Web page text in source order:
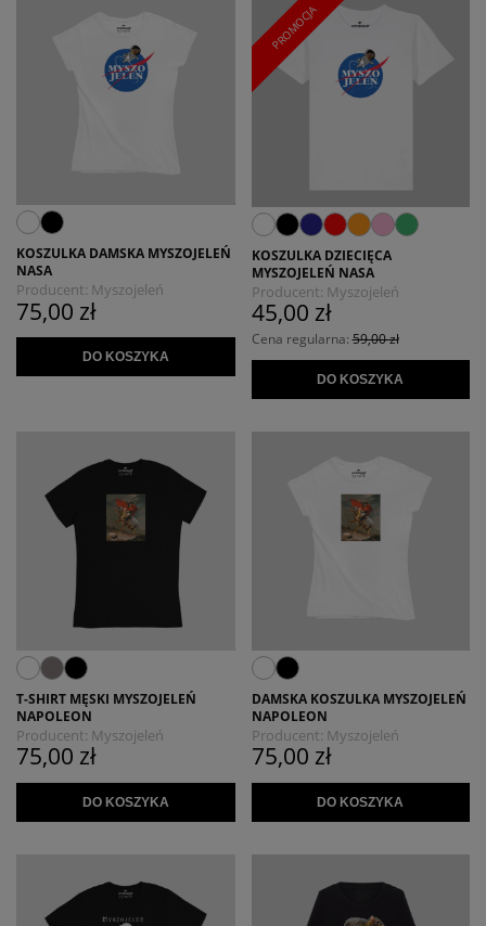
KOSZULKA DAMSKA MYSZOJELEŃ
NASA
Producent: Myszojeleń
75,00 zł
DO KOSZYKA
KOSZULKA DZIECIĘCA
MYSZOJELEŃ NASA
Producent: Myszojeleń
45,00 zł
Cena regularna:59,00 zł
DO KOSZYKA
PROMOCJA
T-SHIRT MĘSKI MYSZOJELEŃ
NAPOLEON
Producent: Myszojeleń
75,00 zł
DO KOSZYKA
DAMSKA KOSZULKA MYSZOJELEŃ
NAPOLEON
Producent: Myszojeleń
75,00 zł
DO KOSZYKA